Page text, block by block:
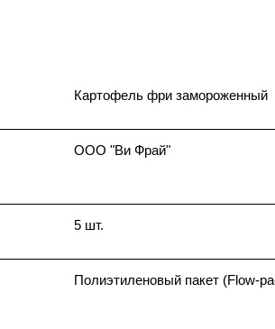
Картофель фри замороженный
ООО "Ви Фрай"
5 шт.
Полиэтиленовый пакет (Flow-